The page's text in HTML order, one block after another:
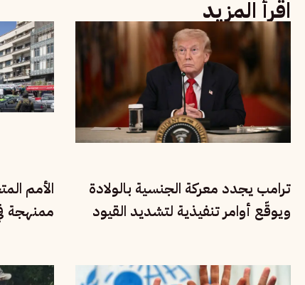
اقرأ المزيد
ترامب يجدد معركة الجنسية بالولادة
ويوقّع أوامر تنفيذية لتشديد القيود
الأمم
ممنهجة